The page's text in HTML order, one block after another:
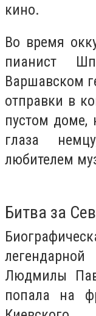
кино.
Во время
пианист
Варшавском
отправки в
пустом доме,
глаза
любителем
Битва за
Людмилы
попала на